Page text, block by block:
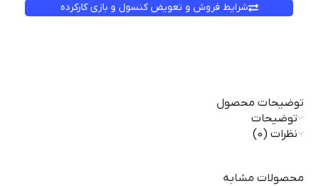
شرایط فروش و تعویض کنسول و بازی کارکرده
توضیحات محصول
توضیحات
نظرات (0)
محصولات مشابه